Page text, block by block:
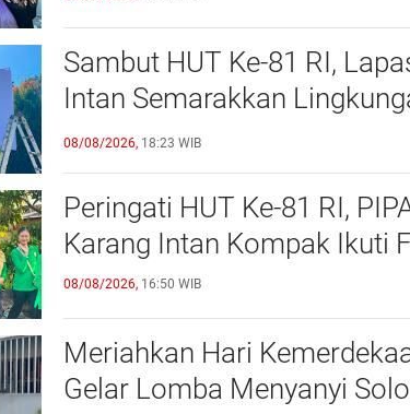
Sambut HUT Ke-81 RI,
Intan Semarakkan
Semangat Merah Putih
08/08/2026, 18:23 WIB
Peringati HUT Ke-81 RI,
Karang Intan Kompak Ikuti
08/08/2026, 16:50 WIB
Meriahkan Hari
Gelar Lomba Menyanyi